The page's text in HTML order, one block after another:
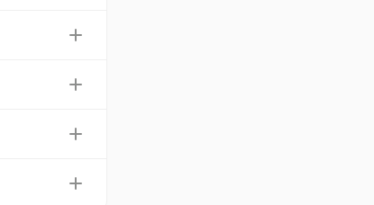
様な視点を
チェーン分
間を考慮し
ームはより